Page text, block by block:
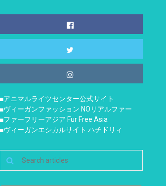
■アニマルライツセンター公式サイト
■ヴィーガンファッション NOリアルファー
■ファーフリーアジア Fur Free Asia
■ヴィーガンエシカルサイト ハチドリィ